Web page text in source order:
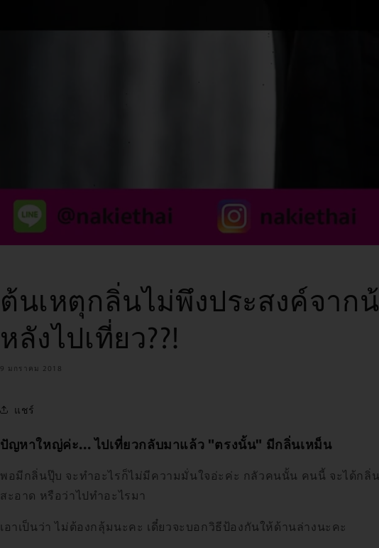
ต้นเหตุกลิ่นไม่พึงประสงค์จาก
หลังไปเที่ยว??!
9 มกราคม 2018
แชร์
ปัญหาใหญ่ค่ะ... ไปเที่ยวกลับมาแล้ว "ตรงนั้น" มีกลิ่นเหม็น
พอมีกลิ่นปุ๊บ จะทำอะไรก็ไม่มีความมั่นใจอ่ะค่ะ กลัวคนนั้น คนนี้ จะได้กลิ่น
สะอาด หรือว่าไปทำอะไรมา
เอาเป็นว่า ไม่ต้องกลุ้มนะคะ เดี๋ยวจะบอกวิธีป้องกันให้ด้านล่างนะคะ